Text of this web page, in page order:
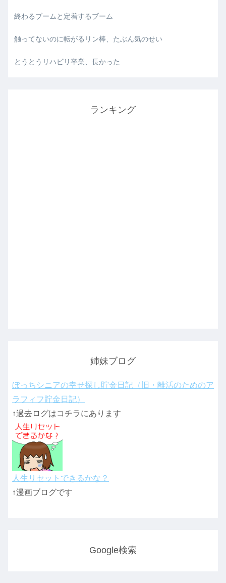
終わるブームと定着するブーム
触ってないのに転がるリン棒、たぶん気のせい
とうとうリハビリ卒業、長かった
ランキング
姉妹ブログ
ぼっちシニアの幸せ探し貯金日記（旧・離活のためのア
ラフィフ貯金日記）
↑過去ログはコチラにあります
人生リセットできるかな？
↑漫画ブログです
Google検索